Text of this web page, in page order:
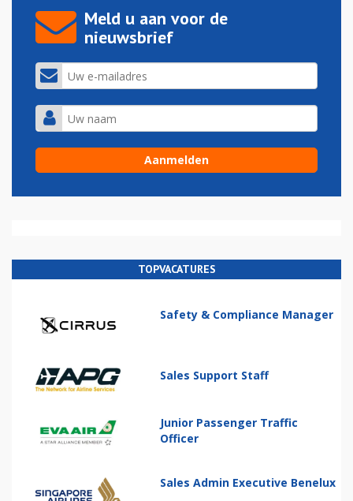
Meld u aan voor de
nieuwsbrief
TOPVACATURES
Safety & Compliance Manager
Sales Support Staff
Junior Passenger Traffic
Officer
Sales Admin Executive Benelux